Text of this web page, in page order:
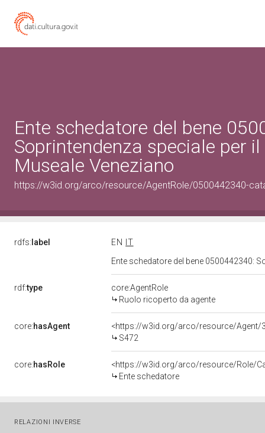
Ente schedatore del bene
Soprintendenza speciale per il
Museale Veneziano
https://w3id.org/arco/resource/AgentRole/0500442340-
rdfs: label EN
IT
Ente schedatore del bene 0500442340:
rdf:type
core:AgentRole
Ruolo ricoperto da agente
core:hasAgent
<https://w3id.org/arco/resource/Agent/
S472
core:hasRole
<https://w3id.org/arco/resource/Role/
Ente schedatore
RELAZIONI INVERSE